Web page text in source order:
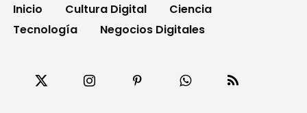
Inicio Cultura Digital
Ciencia
Tecnología
Negocios Digitales